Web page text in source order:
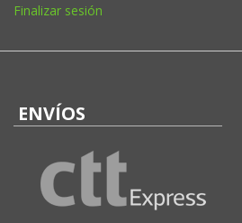
Finalizar sesión
ENVÍOS